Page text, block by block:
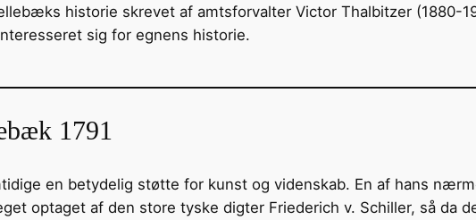
historie skrevet af amtsforvalter Victor Thalbitzer (1880-
sig for egnens historie.
1791
en betydelig støtte for kunst og videnskab. En af hans
optaget af den store tyske digter Friederich v. Schiller, så da